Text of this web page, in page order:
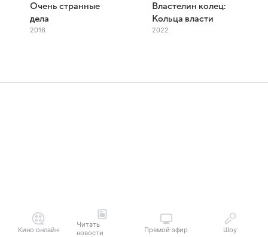
Очень странные
дела
2016
Властелин колец:
Кольца власти
2022
Кино онлайн
Читать
новости
Прямой эфир Шоу